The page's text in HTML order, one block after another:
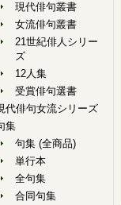
現代俳句叢書
女流俳句叢書
21世紀俳人シリー
ズ
12人集
受賞俳句選書
代俳句女流シリーズ
集
句集 (全商品)
単行本
全句集
合同句集